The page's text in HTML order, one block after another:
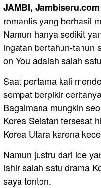
JAMBI, Jambiseru.com
romantis yang berhasil
Namun hanya sedikit
ingatan bertahun-tahun
on You adalah salah
Saat pertama kali
sempat berpikir
Bagaimana mungkin
Korea Selatan tersesat
Korea Utara karena
Namun justru dari ide
lahir salah satu drama
saya tonton.